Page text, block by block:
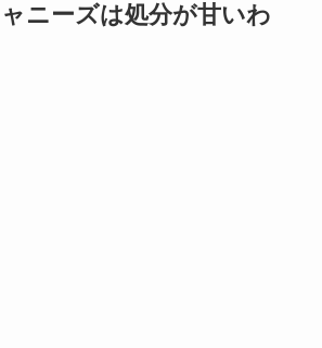
ニーズは処分が甘いわ